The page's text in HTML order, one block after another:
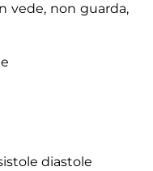
non guarda,
diastole